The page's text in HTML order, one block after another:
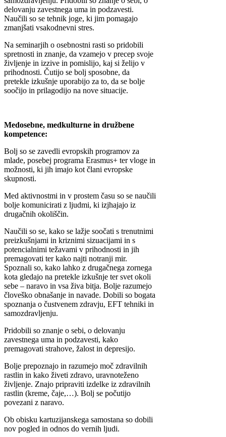
delovanju zavestnega uma in podzavesti.
Naučili so se tehnik joge, ki jim pomagajo
zmanjšati vsakodnevni stres.
Na seminarjih o osebnostni rasti so pridobili
spretnosti in znanje, da vzamejo v precep svoje
življenje in izzive in pomislijo, kaj si želijo v
prihodnosti. Čutijo se bolj sposobne, da
pretekle izkušnje uporabijo za to, da se bolje
soočijo in prilagodijo na nove situacije.
Medosebne, medkulturne in družbene
kompetence:
Bolj so se zavedli evropskih programov za
mlade, posebej programa Erasmus+ ter vloge in
možnosti, ki jih imajo kot člani evropske
skupnosti.
Med aktivnostmi in v prostem času so se naučili
bolje komunicirati z ljudmi, ki izjhajajo iz
drugačnih okoliščin.
Naučili so se, kako se lažje soočati s trenutnimi
preizkušnjami in kriznimi sizuacijami in s
potencialnimi težavami v prihodnosti in jih
premagovati ter kako najti notranji mir.
Spoznali so, kako lahko z drugačnega zornega
kota gledajo na pretekle izkušnje ter svet okoli
sebe – naravo in vsa živa bitja. Bolje razumejo
človeško obnašanje in navade. Dobili so bogata
spoznanja o čustvenem zdravju, EFT tehniki in
samozdravljenju.
Pridobili so znanje o sebi, o delovanju
zavestnega uma in podzavesti, kako
premagovati strahove, žalost in depresijo.
Bolje prepoznajo in razumejo moč zdravilnih
rastlin in kako živeti zdravo, uravnoteženo
življenje. Znajo pripraviti izdelke iz zdravilnih
rastlin (kreme, čaje,…). Bolj se počutijo
povezani z naravo.
Ob obisku kartuzijanskega samostana so dobili
nov pogled in odnos do vernih ljudi.